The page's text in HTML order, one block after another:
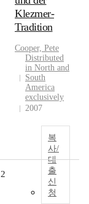
Klezmer-
Tradition
Cooper, Pete
Distributed
in North and
South
America
exclusively
2007
복
사/
대
출
신
청
2